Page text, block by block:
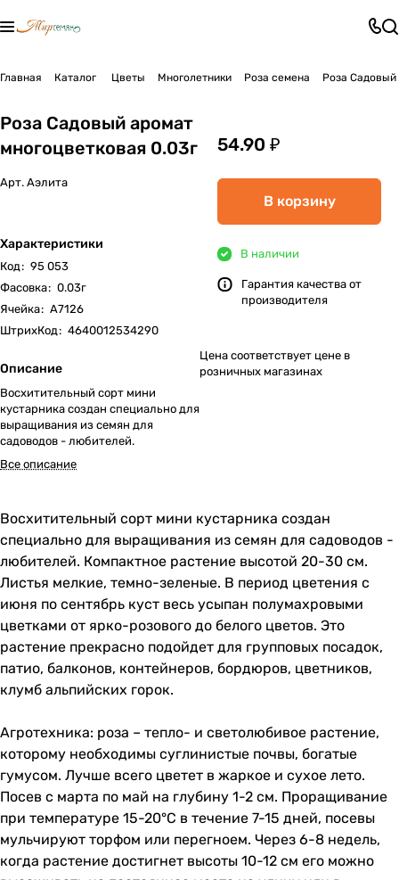
Главная Каталог Цветы Многолетники Роза семена Роза Садовый
Роза Садовый аромат
многоцветковая 0.03г
Арт. Аэлита
Характеристики
Код: 95 053
Фасовка: 0.03г
Ячейка: А7126
ШтрихКод: 4640012534290
Описание
Восхитительный сорт мини
кустарника создан специально для
выращивания из семян для
садоводов - любителей.
Все описание
54.90 ₽
В корзину
В наличии
Гарантия качества от
производителя
Цена соответствует цене в
розничных магазинах
Восхитительный сорт мини кустарника создан
специально для выращивания из семян для садоводов -
любителей. Компактное растение высотой 20-30 см.
Листья мелкие, темно-зеленые. В период цветения с
июня по сентябрь куст весь усыпан полумахровыми
цветками от ярко-розового до белого цветов. Это
растение прекрасно подойдет для групповых посадок,
патио, балконов, контейнеров, бордюров, цветников,
клумб альпийских горок.
Агротехника: роза – тепло- и светолюбивое растение,
которому необходимы суглинистые почвы, богатые
гумусом. Лучше всего цветет в жаркое и сухое лето.
Посев с марта по май на глубину 1-2 см. Проращивание
при температуре 15-20°С в течение 7-15 дней, посевы
мульчируют торфом или перегноем. Через 6-8 недель,
когда растение достигнет высоты 10-12 см его можно